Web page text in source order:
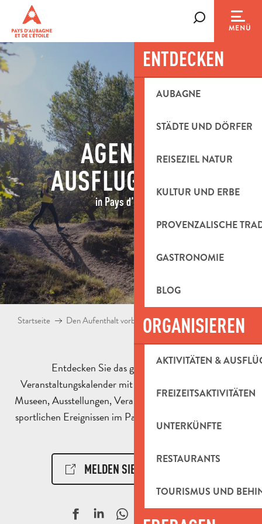
contenu
principal
MENÜ
ENTDECKEN
AUBAGNE
STÄDTE UND DÖRFER
REISEZIEL NATUR
KULTUR UND ERBE
PROVENZALISCHE
GASTRONOMIE
BLOG
ORGANISIEREN
AKTIVITÄTEN &
FREIZEITSAKTIVITÄTEN
UNTERKÜNFTE
RESTAURANTS
TOURISMUS UND
AGENDA &
AUSFLUGSIDEEN
in Pays d'Aubagne
Startseite Den Aufenthalt vorbereiten Agenda & Ausflugsideen
Entdecken Sie das ganze Jahr über den
Veranstaltungskalender mit Animationen, Aktivitäten,
Museen, Ausstellungen, Veranstaltungen, kulturellen und
sportlichen Ereignissen im Pays d’Aubagne et de l’Étoile.
MELDEN SIE EIN EREIGNIS!
Ajouter aux